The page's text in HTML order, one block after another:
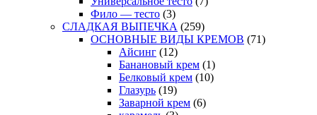
Фило — тесто (3)
СЛАДКАЯ ВЫПЕЧКА (259)
ОСНОВНЫЕ ВИДЫ КРЕМОВ (71)
Айсинг (12)
Банановый крем (1)
Белковый крем (10)
Глазурь (19)
Заварной крем (6)